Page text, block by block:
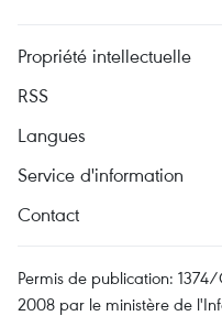
Propriété intellectuelle
RSS
Langues
Service d'information
Contact
Permis de publication: 1374/
2008 par le ministère de